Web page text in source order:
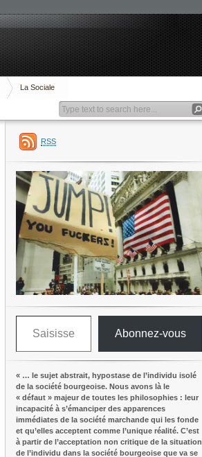
La Sociale
RSS
Saisissez votre adresse e-mail…
Abonnez-vous
« … le sujet abstrait, hypostase de l’individu isolé
de la société bourgeoise. Nous avons là le
« défaut » majeur de toutes les philosophies : leur
incapacité à s’émanciper des apparences
immédiates de la société marchande qui les fonde
et qu’elles acceptent comme l’unique réalité. C’est
à partir de l’acceptation non critique de la situation
de l’individu dans la société bourgeoise que va se